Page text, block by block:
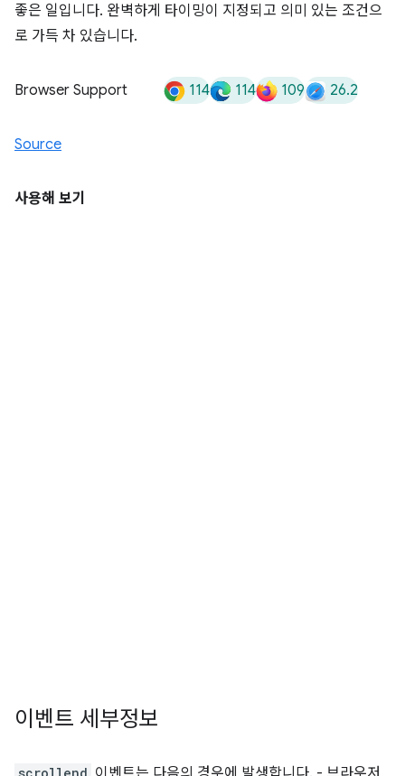
좋은 일입니다. 완벽하게 타이밍이 지정되고 의미 있는 조건으
로 가득 차 있습니다.
Browser Support 114 114 109 26.2
Source
사용해 보기
이벤트 세부정보